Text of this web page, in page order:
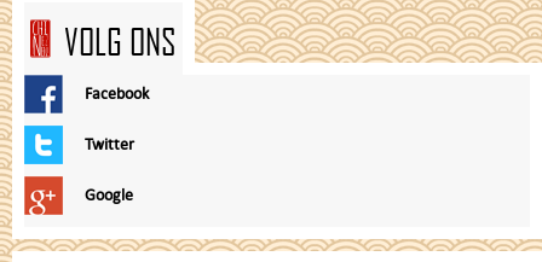
VOLG ONS
Facebook
Twitter
Google